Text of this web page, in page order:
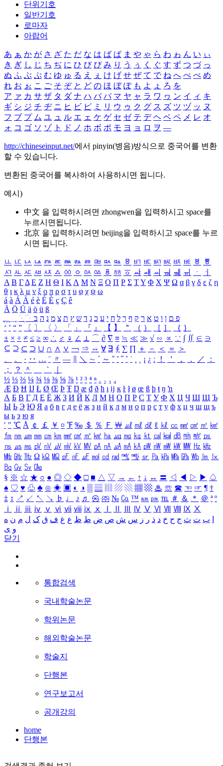
단위기호
일반기호
로마자
아랍어
あ ぁ か が さ ざ た だ な は ば ぱ ま や ゃ ら わ ゎ ん い ぃ
き ぎ し じ ち ぢ に ひ び ぴ み り う ぅ く ぐ す ず つ づ っ
ぬ ふ ぶ ぷ む ゆ ゅ る え ぇ け げ せ ぜ て で ね へ べ ぺ め
れ お ぉ こ ご そ ぞ と ど の ほ ぼ ぽ も よ ょ ろ を
ア ァ カ サ ザ タ ダ ナ ハ バ パ マ ヤ ャ ラ ワ ヮ ン イ ィ キ
ギ シ ジ チ ヂ ニ ヒ ビ ピ ミ リ ウ ゥ ク グ ス ズ ツ ヅ ッ ヌ
フ ブ プ ム ユ ュ ル エ ェ ケ ゲ セ ゼ テ デ ヘ ベ ペ メ レ オ
ォ コ ゴ ソ ゾ ト ド ノ ホ ボ ポ モ ヨ ョ ロ ヲ ―
http://chineseinput.net/에서 pinyin(병음)방식으로 중국어를 변환
할 수 있습니다.
변환된 중국어를 복사하여 사용하시면 됩니다.
예시)
中文 을 입력하시려면 zhongwen을 입력하시고 space를
누르시면됩니다.
北京 을 입력하시려면 beijing을 입력하시고 space를 누르
시면 됩니다.
ㅥ ㅦ ㅧ ㅨ ㅩ ㅪ ㅫ ㅬ ㅭ ㅮ ㅯ ㅰ ㅱ ㅲ ㅳ ㅴ ㅵ ㅶ ㅷ ㅸ
ㅹ
ㅺ ㅻ ㅼ ㅽ ㅾ ㅿ ㆀ ㆁ ㆂ ㆃ ㆄ ㆅ ㆆ ㆇ ㆈ ㆉ ㆊ ㆋ ㆌ ㆍ
ㆎ
Α Β ΓΔ Ε Ζ Η Θ Ι ΚΛ Μ Ν Ξ Ο Π Ρ Σ ΤΥ Φ Χ Ψ Ω α β γ δ ε ζ η
θ ι κ λ μ ν ξ ο π ρ σ τ υ φ χ ψ ω
á à Á À é è É È ç Ç ê
Ä Ö Ü ä ö ü ß
ִֶֹ ֻּ ׁׂ פ ם ן ו ט א ר ק ף ך ל ח י ע כ ג ד ש ץ ת צ מ נ ה ב
‘ ’ “ ” 〔 〕 〈 〉 「 」 『 』 【 】 ＂ （ ） ［ ］ ｛ ｝
± × ÷ ≠ ≤ ≥ ∞ ∴ ♂ ♀ ∠ ⊥ ⌒ ∂ ∇ ≡ ≒ ≪ ≫ √ ∽ ∝ ∵ ∫ ∬ ∈ ∋
⊆ ⊇ ⊂ ⊃ ∪ ∩ ∧ ∨ ￢ ⇒ ⇔ ∀ ∃ ∮ ∑ ∏ ＋ － ＜ ＝
＞
、
。 · ‥ … ¨ 〃 ― ＼ ∼ ´ ～ ˇ ˘ ˝ ˚ ˙ ¸ ¡ ¿ ː ！ ＇ ， ． ／
：
；
？ ＾ ｀
½ ⅓ ⅔ ¼ ¾ ⅛ ⅜ ⅝ ⅞ ¹ ² ³ ⁴ ⁿ ₁ ₂ ₃ ₄
Æ Ð Ħ Ĳ Ł Ø Œ Þ Ŧ Ŋ æ đ ð ħ ı ĳ ĸ ŀ ł ø œ ß þ ŧ ŋ ŉ
А Б В Г Д Е Ё Ж З И Й К Л М Н О П Р С Т У Ф Х Ц Ч Ш Щ Ъ
Ы Ь Э Ю Я а б в г д е ё ж з и й к л м н о п р с т у ф х ц ч ш щ ъ
ы ь э ю я
′ ″ ℃ Å ￠ ￡ ￥ ¤ ℉ ‰ ＄ ％ Ｆ ￦ ㎕ ㎖ ㎗ ℓ ㎘ ㏄ ㎣ ㎤ ㎥ ㎦
㎙ ㎚ ㎛ ㎜ ㎝ ㎞ ㎟ ㎠ ㎡ ㎢ ㏊ ㎍ ㎎ ㎏ ㏏ ㎈ ㎉ ㏈ ㎧ ㎨ ㎰
㎱ ㎲ ㎳ ㎴ ㎵ ㎶ ㎷ ㎸ ㎹ ㎀ ㎁ ㎂ ㎃ ㎄ ㎺ ㎻ ㎽ ㎾ ㎿ ㎐ ㎑
㎒ ㎓ ㎔ Ω ㏀ ㏁ ㎊ ㎋ ㎌ ㏖ ㏅ ㎭ ㎮ ㎯ ㏛ ㎩ ㎪ ㎫ ㎬ ㏝ ㏐
㏓
㏃ ㏉ ㏜ ㏆
§ ※ ☆ ★ ○ ● ◎ ◇ ◆ □ ■ △ ▽ → ← ↑ ↓ ↔ 〓 ◁ ◀ ▷ ▶ ♤
♠ ♡ ♥ ♧ ♣ ⊙ ◈ ▣ ◐ ◑ ▒ ▤ ▨ ▧ ▦ ▩ ♨ ☏ ☎ ☜ ☞ ¶ †
‡ ↕ ↗ ↙ ↖ ↘ ♭ ♩ ♪ ♬ ㉿ ㈜ № ㏇ ™ ㏂ ㏘ ℡ ＃ ＆ ＊ ＠ ª º
ⅰ
ⅱ ⅲ ⅳ ⅴ ⅵ ⅶ ⅷ ⅸ ⅹ Ⅳ Ⅴ Ⅵ Ⅶ Ⅷ Ⅸ Ⅹ
ب ت ث ج ح خ د ذ ر ز س ش ص ض ط ظ ع غ ف ق ک ل م ن ه
و ی
닫기
통합검색
국내학술논문
학위논문
해외학술논문
학술지
단행본
연구보고서
공개강의
home
단행본